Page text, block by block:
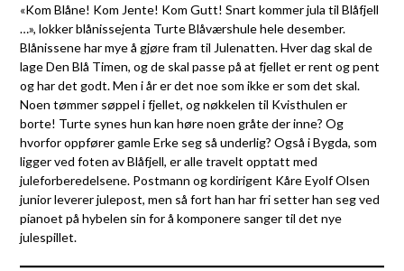
«Kom Blåne! Kom Jente! Kom Gutt! Snart kommer jula til Blåfjell
…», lokker blånissejenta Turte Blåværshule hele desember.
Blånissene har mye å gjøre fram til Julenatten. Hver dag skal de
lage Den Blå Timen, og de skal passe på at fjellet er rent og pent
og har det godt. Men i år er det noe som ikke er som det skal.
Noen tømmer søppel i fjellet, og nøkkelen til Kvisthulen er
borte! Turte synes hun kan høre noen gråte der inne? Og
hvorfor oppfører gamle Erke seg så underlig? Også i Bygda, som
ligger ved foten av Blåfjell, er alle travelt opptatt med
juleforberedelsene. Postmann og kordirigent Kåre Eyolf Olsen
junior leverer julepost, men så fort han har fri setter han seg ved
pianoet på hybelen sin for å komponere sanger til det nye
julespillet.